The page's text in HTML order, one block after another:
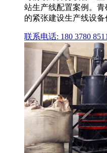
站生产线配置案例。
的紧张建设生产线设备
联系电话: 180 3780 8511